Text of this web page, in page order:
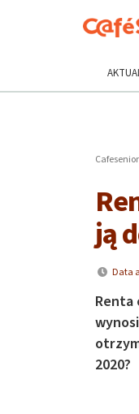
Cafesenior
ją
Data
Renta
2020?